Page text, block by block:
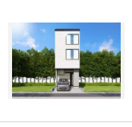
マ
イ
ペ
ー
ジ
に